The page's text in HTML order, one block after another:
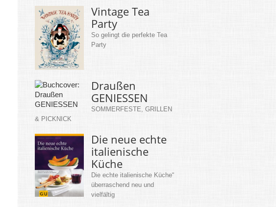
Vintage Tea
Party
So gelingt die perfekte Tea
Party
Draußen
GENIESSEN
SOMMERFESTE, GRILLEN
& PICKNICK
Die neue echte
italienische
Küche
Die echte italienische Küche“
überraschend neu und
vielfältig